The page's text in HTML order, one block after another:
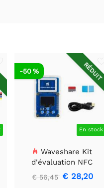
RÉDUIT
En stock
-50 %
Waveshare Kit
d'évaluation NFC
ST25R3911B, lecteur
NFC + carte TF + câble
€ 56,45 € 28,20